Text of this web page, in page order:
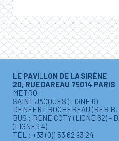
LE PAVILLON DE LA SIRÈNE
20, RUE DAREAU 75014 PARIS
MÉTRO :
SAINT JACQUES (LIGNE 6)
DENFERT ROCHEREAU (RER
BUS : RENÉ COTY (LIGNE 62) -
(LIGNE 64)
TÉL : +33 (0)1 53 62 93 24